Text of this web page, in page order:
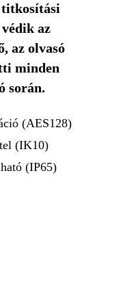
titkosítási
az
az olvasó
minden
során.
(AES128)
(IK10)
(IP65)